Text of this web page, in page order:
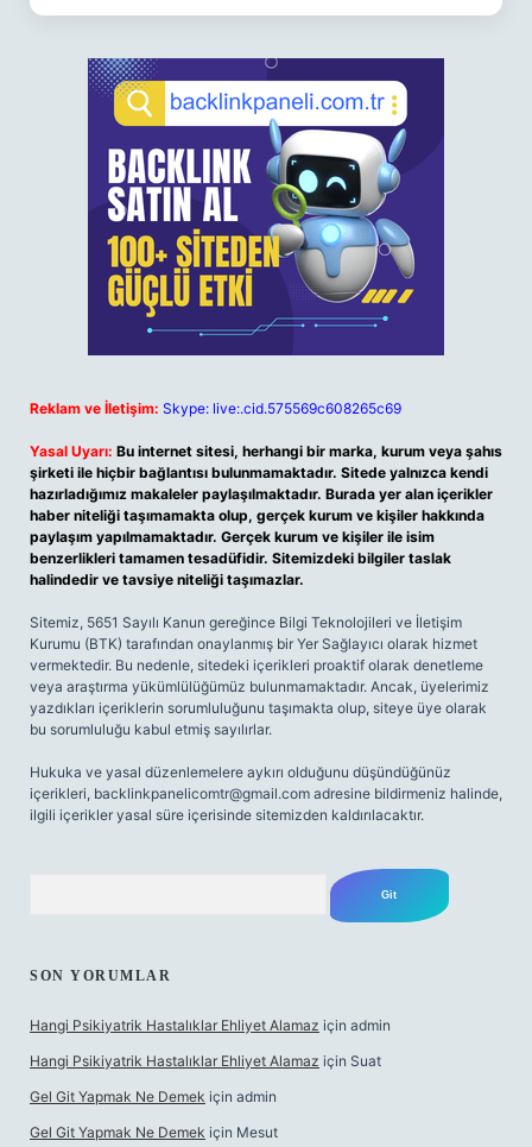
Reklam ve İletişim: Skype: live:.cid.575569c608265c69
Yasal Uyarı: Bu internet sitesi, herhangi bir marka, kurum veya şahıs
şirketi ile hiçbir bağlantısı bulunmamaktadır. Sitede yalnızca kendi
hazırladığımız makaleler paylaşılmaktadır. Burada yer alan içerikler
haber niteliği taşımamakta olup, gerçek kurum ve kişiler hakkında
paylaşım yapılmamaktadır. Gerçek kurum ve kişiler ile isim
benzerlikleri tamamen tesadüfidir. Sitemizdeki bilgiler taslak
halindedir ve tavsiye niteliği taşımazlar.
Sitemiz, 5651 Sayılı Kanun gereğince Bilgi Teknolojileri ve İletişim
Kurumu (BTK) tarafından onaylanmış bir Yer Sağlayıcı olarak hizmet
vermektedir. Bu nedenle, sitedeki içerikleri proaktif olarak denetleme
veya araştırma yükümlülüğümüz bulunmamaktadır. Ancak, üyelerimiz
yazdıkları içeriklerin sorumluluğunu taşımakta olup, siteye üye olarak
bu sorumluluğu kabul etmiş sayılırlar.
Hukuka ve yasal düzenlemelere aykırı olduğunu düşündüğünüz
içerikleri, backlinkpanelicomtr@gmail.com adresine bildirmeniz halinde,
ilgili içerikler yasal süre içerisinde sitemizden kaldırılacaktır.
SON YORUMLAR
Hangi Psikiyatrik Hastalıklar Ehliyet Alamaz için admin
Hangi Psikiyatrik Hastalıklar Ehliyet Alamaz için Suat
Gel Git Yapmak Ne Demek için admin
Gel Git Yapmak Ne Demek için Mesut